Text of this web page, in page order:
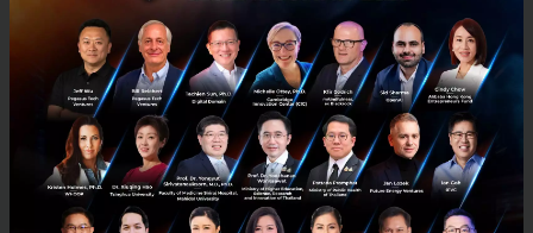
Saucy Thoughts 01VC Xendit Ian Goh Lalamove